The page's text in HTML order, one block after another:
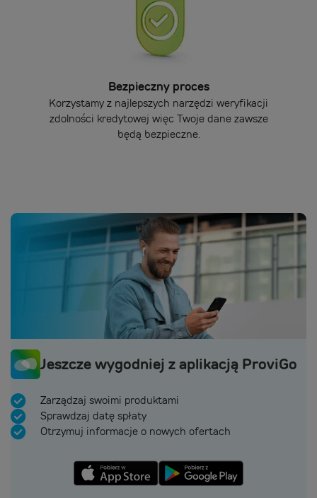
Bezpieczny proces
Korzystamy z najlepszych narzędzi weryfikacji
zdolności kredytowej więc Twoje dane zawsze
będą bezpieczne.
Jeszcze wygodniej z aplikacją ProviGo
Zarządzaj swoimi produktami
Sprawdzaj datę spłaty
Otrzymuj informacje o nowych ofertach